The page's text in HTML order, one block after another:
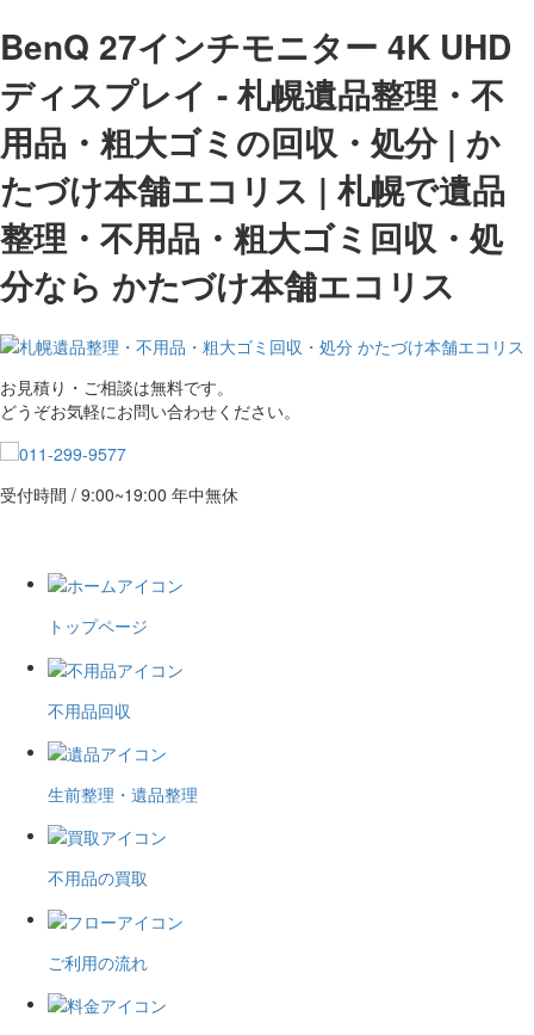
BenQ 27インチモニター 4K UHD
ディスプレイ - 札幌遺品整理・不
用品・粗大ゴミの回収・処分 | か
たづけ本舗エコリス | 札幌で遺品
整理・不用品・粗大ゴミ回収・処
分なら かたづけ本舗エコリス
お見積り・ご相談は無料です。
どうぞお気軽にお問い合わせください。
受付時間 / 9:00~19:00 年中無休
トップページ
不用品回収
生前整理・遺品整理
不用品の買取
ご利用の流れ